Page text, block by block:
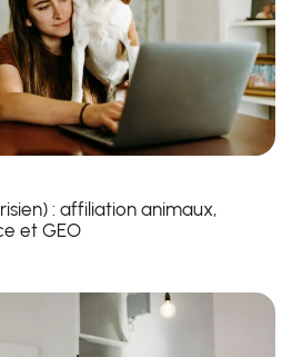
: affiliation animaux,
et GEO